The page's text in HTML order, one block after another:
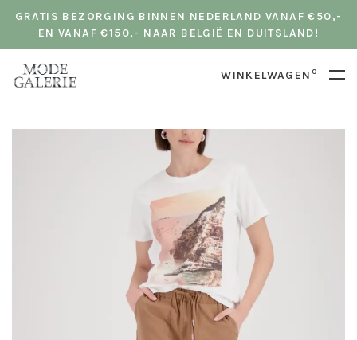
GRATIS BEZORGING BINNEN NEDERLAND VANAF €50,-
EN VANAF €150,- NAAR BELGIË EN DUITSLAND!
WINKELWAGEN 0